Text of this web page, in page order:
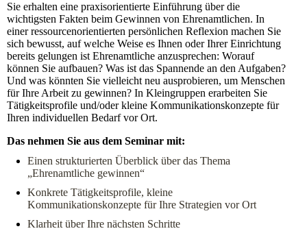
Sie erhalten eine praxisorientierte Einführung über die
wichtigsten Fakten beim Gewinnen von Ehrenamtlichen. In
einer ressourcenorientierten persönlichen Reflexion machen Sie
sich bewusst, auf welche Weise es Ihnen oder Ihrer Einrichtung
bereits gelungen ist Ehrenamtliche anzusprechen: Worauf
können Sie aufbauen? Was ist das Spannende an den Aufgaben?
Und was könnten Sie vielleicht neu ausprobieren, um Menschen
für Ihre Arbeit zu gewinnen? In Kleingruppen erarbeiten Sie
Tätigkeitsprofile und/oder kleine Kommunikationskonzepte für
Ihren individuellen Bedarf vor Ort.
Das nehmen Sie aus dem Seminar mit:
Einen strukturierten Überblick über das Thema
„Ehrenamtliche gewinnen“
Konkrete Tätigkeitsprofile, kleine
Kommunikationskonzepte für Ihre Strategien vor Ort
Klarheit über Ihre nächsten Schritte